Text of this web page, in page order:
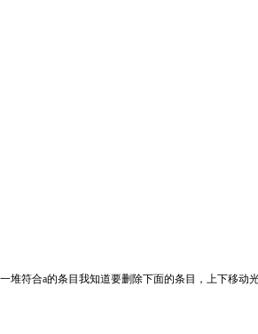
符合a的条目我知道要删除下面的条目，上下移动